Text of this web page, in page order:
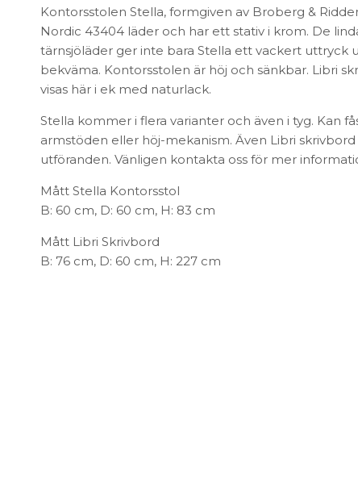
Utemöbler
FÖRVARING & HYLLSYSTEM
Byråer
Mediabänkar
Sideboards
Skåp & Vitrin
Stringhylla
Sko- & hatthyllor
Knoppar & Handtag
Kök & Servering
Kontor
Ljus & ljusstakar
Vaser & Krukor
Kontorsstolen Stella, formgiven av Broberg &
Nordic 43404 läder och har ett stativ i krom. De
tärnsjöläder ger inte bara Stella ett vackert uttryck
bekväma. Kontorsstolen är höj och sänkbar. Libri
visas här i ek med naturlack.
Stella kommer i flera varianter och även i tyg. Kan
armstöden eller höj-mekanism. Även Libri
utföranden. Vänligen kontakta oss för mer
Mått Stella Kontorsstol
B: 60 cm, D: 60 cm, H: 83 cm
Mått Libri Skrivbord
B: 76 cm, D: 60 cm, H: 227 cm